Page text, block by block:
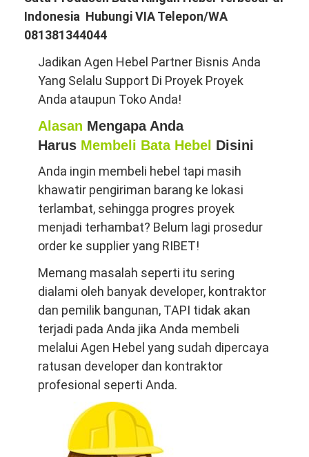
Indonesia Hubungi VIA Telepon/WA
081381344044
Jadikan Agen Hebel Partner Bisnis Anda
Yang Selalu Support Di Proyek Proyek
Anda ataupun Toko Anda!
Alasan Mengapa Anda
Harus Membeli Bata Hebel Disini
Anda ingin membeli hebel tapi masih
khawatir pengiriman barang ke lokasi
terlambat, sehingga progres proyek
menjadi terhambat? Belum lagi prosedur
order ke supplier yang RIBET!
Memang masalah seperti itu sering
dialami oleh banyak developer, kontraktor
dan pemilik bangunan, TAPI tidak akan
terjadi pada Anda jika Anda membeli
melalui Agen Hebel yang sudah dipercaya
ratusan developer dan kontraktor
profesional seperti Anda.